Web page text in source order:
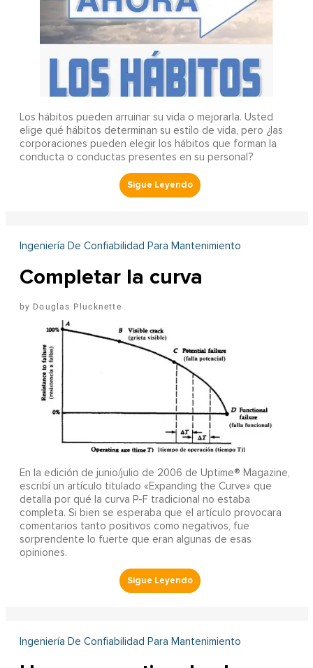
Los hábitos pueden arruinar su vida o mejorarla. Usted
elige qué hábitos determinan su estilo de vida, pero ¿las
corporaciones pueden elegir los hábitos que forman la
conducta o conductas presentes en su personal?
Ingeniería De Confiabilidad Para Mantenimiento
Completar la curva
Douglas Plucknette
En la edición de junio/julio de 2006 de Uptime® Magazine,
escribí un artículo titulado «Expanding the Curve» que
detalla por qué la curva P-F tradicional no estaba
completa. Si bien se esperaba que el artículo provocara
comentarios tanto positivos como negativos, fue
sorprendente lo fuerte que eran algunas de esas
opiniones.
Ingeniería De Confiabilidad Para Mantenimiento